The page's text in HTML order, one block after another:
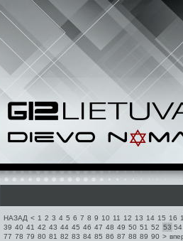
НАЗАД < 1 2 3 4 5 6 7 8 9 10 11 12 13 14 15 16
39 40 41 42 43 44 45 46 47 48 49 50 51 52 53 54
77 78 79 80 81 82 83 84 85 86 87 88 89 90 >